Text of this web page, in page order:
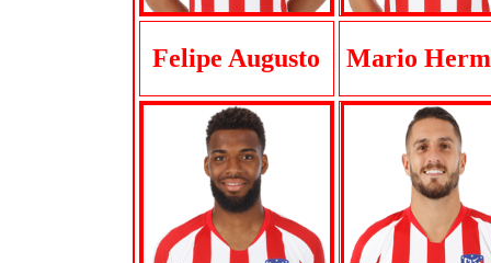
Felipe Augusto Mario